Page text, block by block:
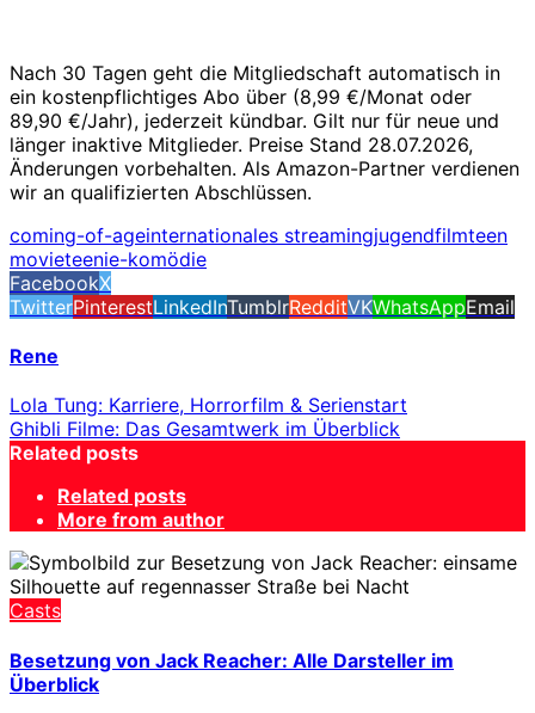
Nach 30 Tagen geht die Mitgliedschaft automatisch in
ein kostenpflichtiges Abo über (8,99 €/Monat oder
89,90 €/Jahr), jederzeit kündbar. Gilt nur für neue und
länger inaktive Mitglieder. Preise Stand 28.07.2026,
Änderungen vorbehalten. Als Amazon-Partner verdienen
wir an qualifizierten Abschlüssen.
coming-of-ageinternationales streamingjugendfilmteen
movieteenie-komödie
FacebookX
TwitterPinterestLinkedInTumblrRedditVKWhatsAppEmail
Rene
Lola Tung: Karriere, Horrorfilm & Serienstart
Ghibli Filme: Das Gesamtwerk im Überblick
Related posts
Related posts
More from author
Casts
Besetzung von Jack Reacher: Alle Darsteller im
Überblick